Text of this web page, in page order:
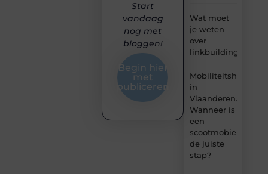
Wat moet
je weten
over
linkbuilding?
in
Vlaanderen.
Wanneer is
een
scootmobiel
de juiste
stap?
Start
vandaag
nog met
bloggen!
Begin hier
met
publiceren